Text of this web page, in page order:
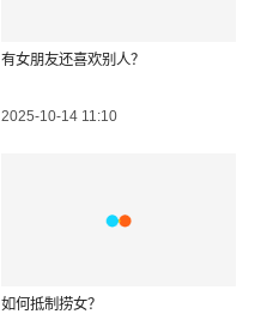
有女朋友还喜欢别人？
2025-10-14 11:10
如何抵制捞女？